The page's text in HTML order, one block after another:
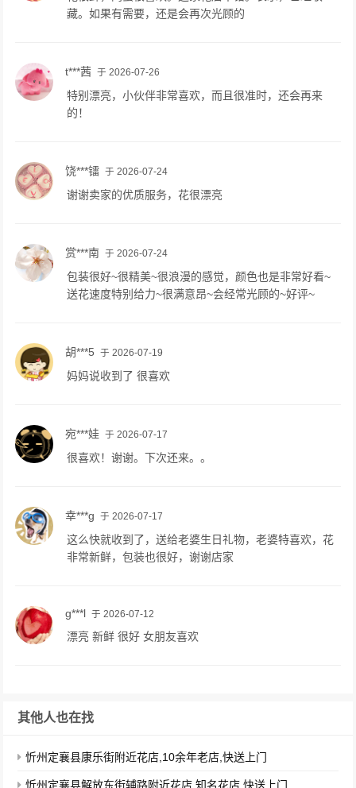
藏。如果有需要，还是会再次光顾的
t***茜 于 2026-07-26
特别漂亮，小伙伴非常喜欢，而且很准时，还会再来
的！
饶***镭 于 2026-07-24
谢谢卖家的优质服务，花很漂亮
赏***南 于 2026-07-24
包装很好~很精美~很浪漫的感觉，颜色也是非常好看~
送花速度特别给力~很满意昂~会经常光顾的~好评~
胡***5 于 2026-07-19
妈妈说收到了 很喜欢
宛***娃 于 2026-07-17
很喜欢！谢谢。下次还来。。
幸***g 于 2026-07-17
这么快就收到了，送给老婆生日礼物，老婆特喜欢，花
非常新鲜，包装也很好，谢谢店家
g***l 于 2026-07-12
漂亮 新鲜 很好 女朋友喜欢
其他人也在找
忻州定襄县康乐街附近花店,10余年老店,快送上门
忻州定襄县解放东街辅路附近花店,知名花店,快送上门